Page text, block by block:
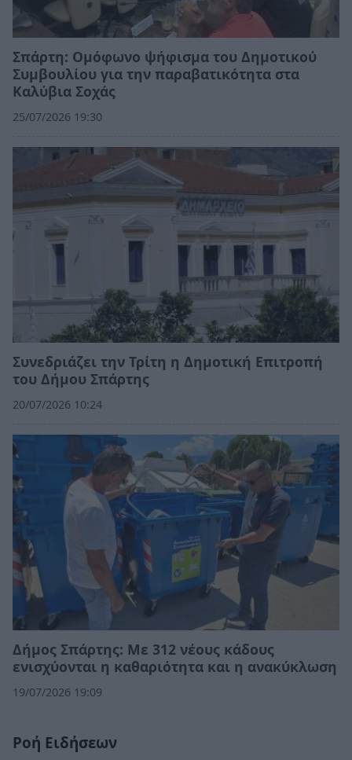
Σπάρτη: Ομόφωνο ψήφισμα του Δημοτικού
Συμβουλίου για την παραβατικότητα στα
Καλύβια Σοχάς
25/07/2026 19:30
Συνεδριάζει την Τρίτη η Δημοτική Επιτροπή
του Δήμου Σπάρτης
20/07/2026 10:24
Δήμος Σπάρτης: Με 312 νέους κάδους
ενισχύονται η καθαριότητα και η ανακύκλωση
19/07/2026 19:09
Ροή Ειδήσεων